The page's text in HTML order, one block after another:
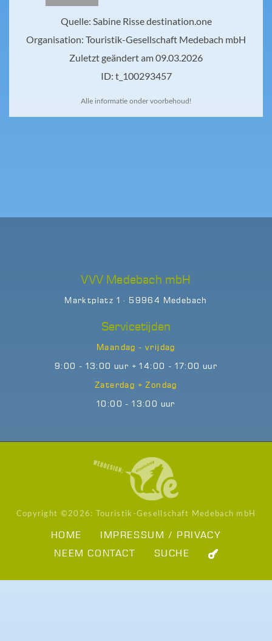
Alle informatie onder voorbehoud!
VVV Medebach mbH
Marktplatz 1 · 59964 Medebach
Servicetijden
Maandag - vrijdag
9:00 - 13:00 uur + 14:00 - 17:00 uur
Zaterdag + Zondag
10:00 - 13:00 uur
Copyright ©2026: Touristik-Gesellschaft Medebach mbH
HOME
IMPRESSUM / PRIVACY
NEEM CONTACT
SUCHE